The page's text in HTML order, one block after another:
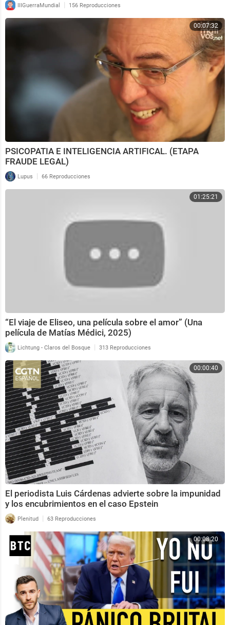
IIIGuerraMundial | 156 Reproducciones
00:07:32
PSICOPATIA E INTELIGENCIA ARTIFICAL. (ETAPA
FRAUDE LEGAL)
Lupus | 66 Reproducciones
01:25:21
“El viaje de Eliseo, una película sobre el amor” (Una
película de Matías Médici, 2025)
Lichtung - Claros del Bosque | 313 Reproducciones
00:00:40
El periodista Luis Cárdenas advierte sobre la impunidad
y los encubrimientos en el caso Epstein
Plenitud | 63 Reproducciones
00:08:20